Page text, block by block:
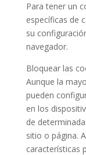
Para tener un
específicas de
su
navegador.
Bloquear las
Aunque la
pueden
en los
de
sitio o página.
características